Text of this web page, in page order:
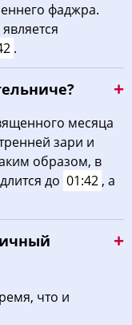
фаджра.
.
месяца
зари и
образом, в
до 01:42 , а
что и